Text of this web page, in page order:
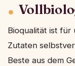
Bioqualität ist
Zutaten
Beste aus dem